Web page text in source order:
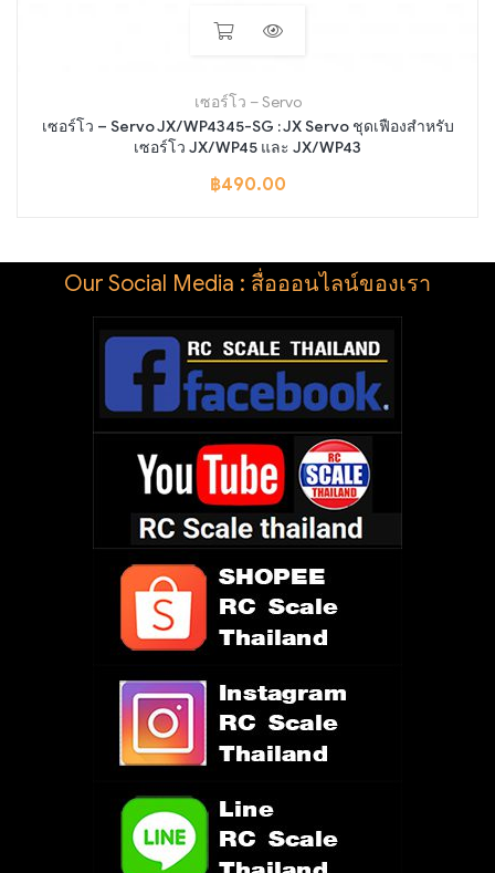
เซอร์โว – Servo
เซอร์โว – Servo JX/WP4345-SG : JX Servo ชุดเฟืองสำหรับ
เซอร์โว JX/WP45 และ JX/WP43
฿490.00
Our Social Media : สื่อออนไลน์ของเรา